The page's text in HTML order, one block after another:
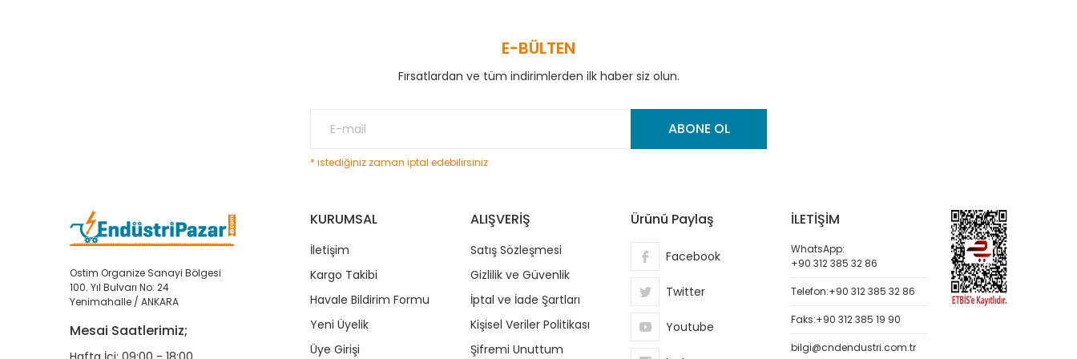
E-BÜLTEN
Fırsatlardan ve tüm indirimlerden ilk haber siz olun.
ABONE OL
* istediğiniz zaman iptal edebilirsiniz
Ostim Organize Sanayi Bölgesi
100. Yıl Bulvarı No: 24
Yenimahalle / ANKARA
Mesai Saatlerimiz;
KURUMSAL
İletişim
Kargo Takibi
Havale Bildirim Formu
Yeni Üyelik
Üye Girişi
ALIŞVERİŞ
Satış Sözleşmesi
Gizlilik ve Güvenlik
İptal ve İade Şartları
Kişisel Veriler Politikası
Şifremi Unuttum
Ürünü Paylaş
Facebook
Twitter
Youtube
İLETİŞİM
WhatsApp:
+90 312 385 32 86
Telefon:+90 312 385 32 86
Faks:+90 312 385 19 90
bilgi@cndendustri.com.tr